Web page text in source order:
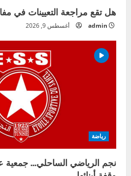
هل تقع مراجعة التعيينات في
admin أغسطس 9, 2026
رياضة
نجم الرياضي الساحلي… جمعية